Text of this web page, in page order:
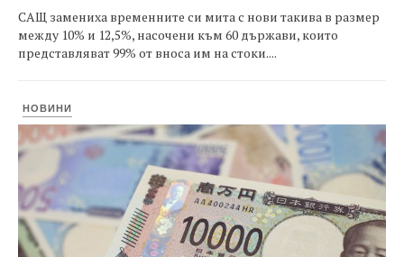
САЩ замениха временните си мита с нови такива в размер
между 10% и 12,5%, насочени към 60 държави, които
представляват 99% от вноса им на стоки....
НОВИНИ